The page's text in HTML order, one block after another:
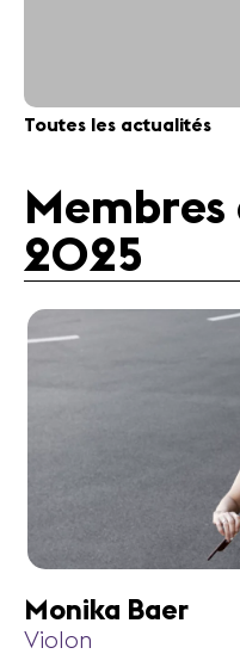
Toutes les actualités
2025
Monika Baer
Violon